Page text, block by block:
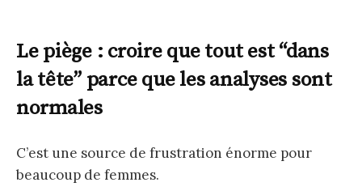
Le piège : croire que tout est “dans
la tête” parce que les analyses sont
normales
C’est une source de frustration énorme pour
beaucoup de femmes.